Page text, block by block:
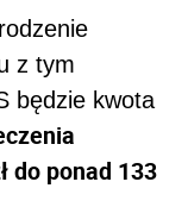
z tym
będzie kwota
do ponad 133